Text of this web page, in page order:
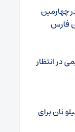
چهارمین
فارس
در انتظار
جهادی در خورنگان: ۸۰ کیلو نان برای